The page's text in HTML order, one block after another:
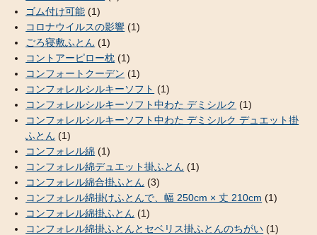
ゴム付け可能 (1)
コロナウイルスの影響 (1)
ごろ寝敷ふとん (1)
コントアーピロー枕 (1)
コンフォートクーデン (1)
コンフォレルシルキーソフト (1)
コンフォレルシルキーソフト中わた デミシルク (1)
コンフォレルシルキーソフト中わた デミシルク デュエット掛
ふとん (1)
コンフォレル綿 (1)
コンフォレル綿デュエット掛ふとん (1)
コンフォレル綿合掛ふとん (3)
コンフォレル綿掛けふとんで、幅 250cm × 丈 210cm (1)
コンフォレル綿掛ふとん (1)
コンフォレル綿掛ふとんとセベリス掛ふとんのちがい (1)